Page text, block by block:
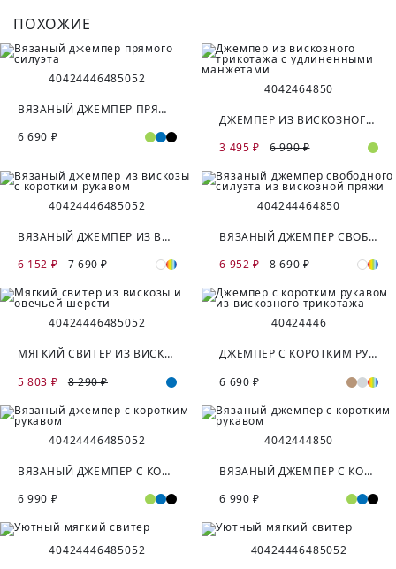
ПОХОЖИЕ
40424446485052
ВЯЗАНЫЙ ДЖЕМПЕР ПРЯМОГО СИЛУЭТА
6 690 ₽
4042464850
ДЖЕМПЕР ИЗ ВИСКОЗНОГО ТРИКОТАЖА С УДЛИНЕННЫМИ МАНЖЕТАМИ
3 495 ₽
6 990 ₽
40424446485052
ВЯЗАНЫЙ ДЖЕМПЕР ИЗ ВИСКОЗЫ С КОРОТКИМ РУКАВОМ
6 152 ₽
7 690 ₽
404244464850
ВЯЗАНЫЙ ДЖЕМПЕР СВОБОДНОГО СИЛУЭТА ИЗ ВИСКОЗНОЙ ПРЯЖИ
6 952 ₽
8 690 ₽
40424446485052
МЯГКИЙ СВИТЕР ИЗ ВИСКОЗЫ И ОВЕЧЬЕЙ ШЕРСТИ
5 803 ₽
8 290 ₽
40424446
ДЖЕМПЕР С КОРОТКИМ РУКАВОМ ИЗ ВИСКОЗНОГО ТРИКОТАЖА
6 690 ₽
40424446485052
ВЯЗАНЫЙ ДЖЕМПЕР С КОРОТКИМ РУКАВОМ
6 990 ₽
4042444850
ВЯЗАНЫЙ ДЖЕМПЕР С КОРОТКИМ РУКАВОМ
6 990 ₽
40424446485052 40424446485052